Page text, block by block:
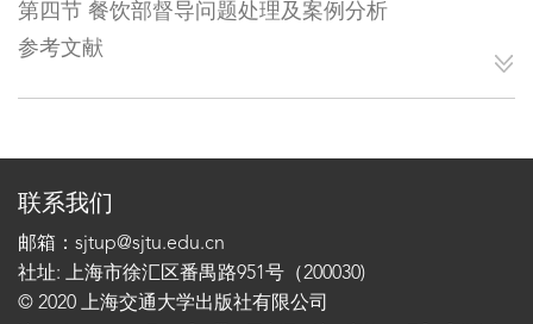
第四节 餐饮部督导问题处理及案例分析
参考文献
联系我们
邮箱：sjtup@sjtu.edu.cn
社址: 上海市徐汇区番禺路951号（200030)
© 2020 上海交通大学出版社有限公司